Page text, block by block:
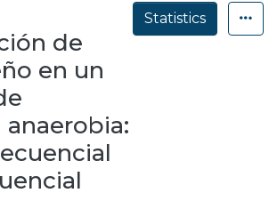
de
en un
Statistics